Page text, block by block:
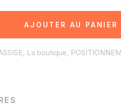
AJOUTER AU PANIER
La boutique,